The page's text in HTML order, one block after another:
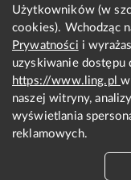
SŁOWNIK POLSKO-
SŁOWNIK
SŁOWNIK
SŁOWNIK WŁOSKO-
SŁOWNIK
SŁOWNIK
SŁOWNIK ROSYJSKO-
O nas
KONTAKT Z REDAKCJĄ
Użytkowników (w
cookies). Wchodząc
Prywatności i
uzyskiwanie dostępu
https://www.ling.pl
naszej witryny,
wyświetlania
reklamowych.